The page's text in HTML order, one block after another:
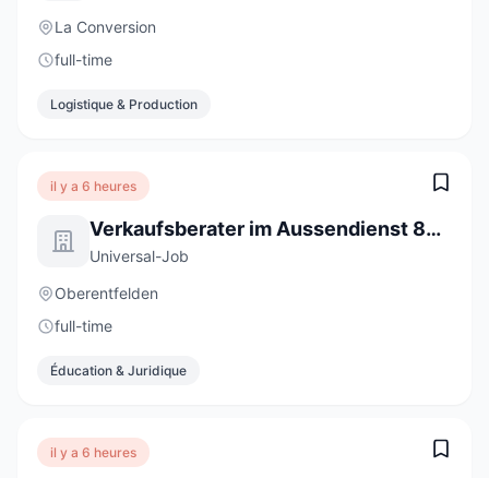
La Conversion
full-time
Logistique & Production
il y a 6 heures
Verkaufsberater im Aussendienst 80 - 100% (m/w/d)
Universal-Job
Oberentfelden
full-time
Éducation & Juridique
il y a 6 heures